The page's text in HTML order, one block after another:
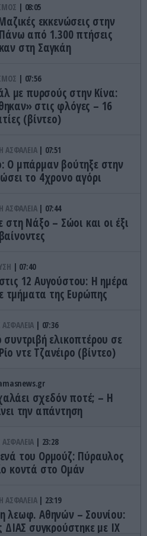
08:05
εκκενώσεις στην
από 1.300 πτήσεις
στη Σαγκάη
07:56
με πυρσούς στην Κίνα:
στις φλόγες – 16
(βίντεο)
ΑΣΦΑΛΕΙΑ 07:51
Ο μπάρμαν βούτηξε στην
το 4χρονο αγόρι
ΑΣΦΑΛΕΙΑ 07:44
Νάξο – Σώοι και οι έξι
07:40
12 Αυγούστου: Η ημέρα
τμήματα της Ευρώπης
07:36
συντριβή ελικοπτέρου σε
ντε Τζανέιρο (βίντεο)
σχεδόν ποτέ; – Η
την απάντηση
23:28
του Ορμούζ: Πύραυλος
κοντά στο Ομάν
ΑΣΦΑΛΕΙΑ 23:19
λεωφ. Αθηνών – Σουνίου:
συγκρούστηκε με ΙΧ